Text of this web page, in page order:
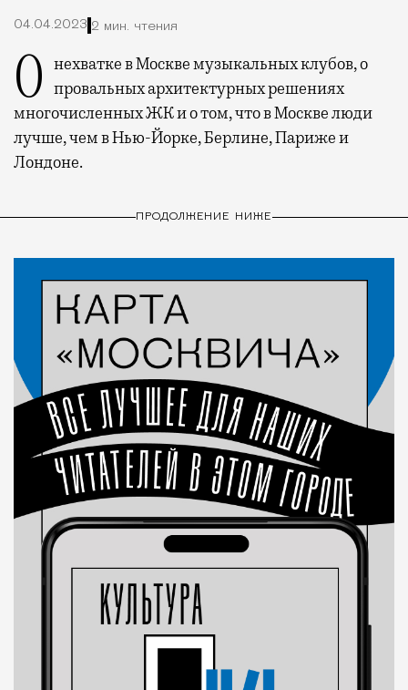
04.04.2023 2 мин. чтения
О нехватке в Москве музыкальных клубов, о провальных архитектурных решениях
многочисленных ЖК и о том, что в Москве люди
лучше, чем в Нью-Йорке, Берлине, Париже и
Лондоне.
ПРОДОЛЖЕНИЕ НИЖЕ